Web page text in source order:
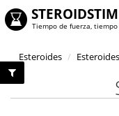
Tiempo de fuerza,
Esteroides